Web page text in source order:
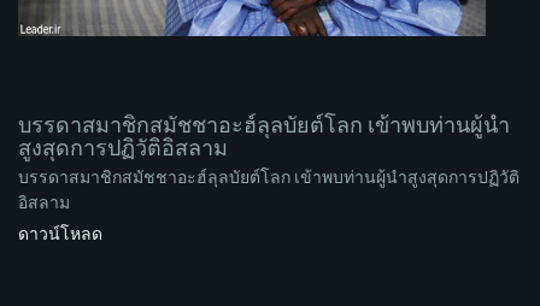
บรรดาสมาชิกสมัชชาอะฮ์ลุลบัยต์โลก เข้าพบท่านผู้นำ
สูงสุดการปฏิวัติอิสลาม
บรรดาสมาชิกสมัชชาอะฮ์ลุลบัยต์โลก เข้าพบท่านผู้นำสูงสุดการปฏิวัติ
อิสลาม
ดาวน์โหลด